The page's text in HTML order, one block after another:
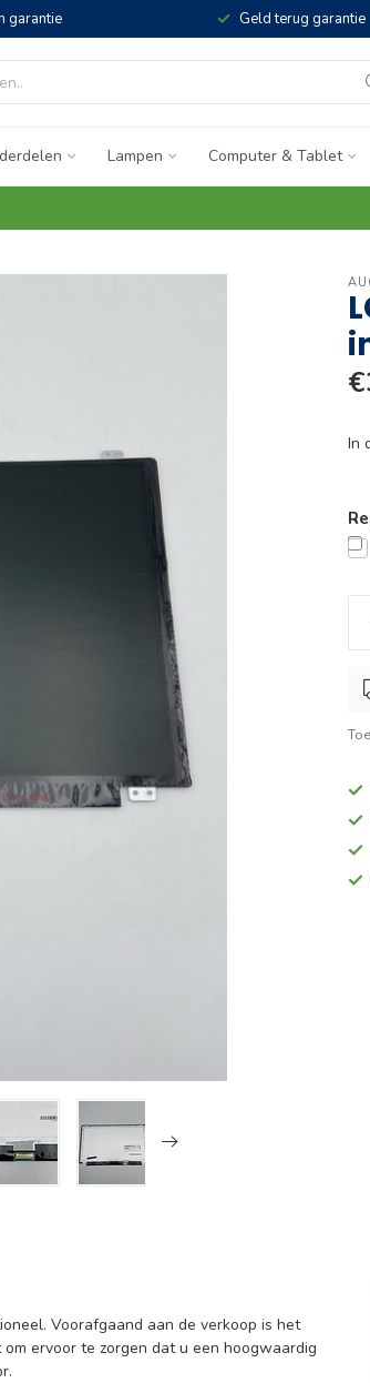
garantie Geld terug garantie
Lampen Computer & Tablet
In
Voorafgaand aan de verkoop is het
ervoor te zorgen dat u een hoogwaardig